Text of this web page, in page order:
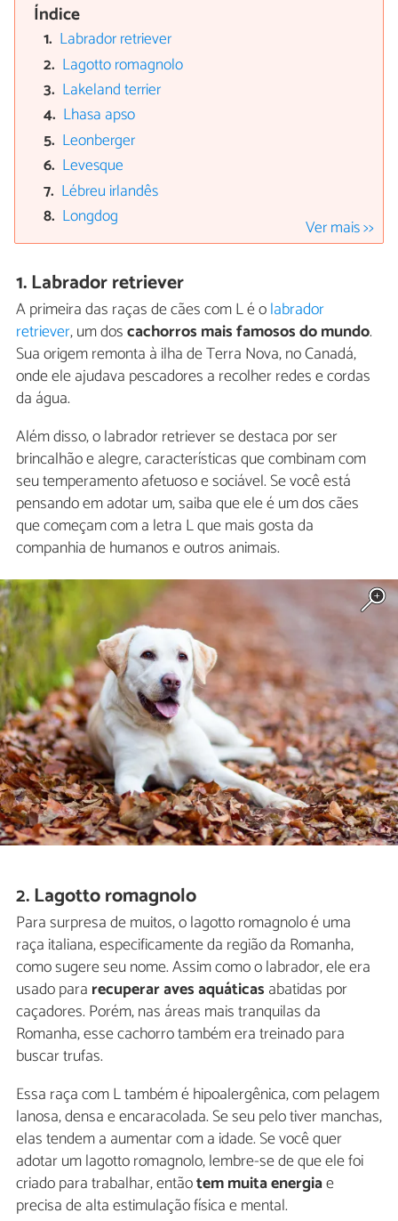
Índice
Labrador retriever
Lagotto romagnolo
Lakeland terrier
Lhasa apso
Leonberger
Levesque
Lébreu irlandês
Longdog
Ver mais >>
1. Labrador retriever
A primeira das raças de cães com L é olabrador
retriever, um doscachorros mais famosos do mundo.
Sua origem remonta à ilha de Terra Nova, no Canadá,
onde ele ajudava pescadores a recolher redes e cordas
da água.
Além disso, o labrador retriever se destaca por ser
brincalhão e alegre, características que combinam com
seu temperamento afetuoso e sociável. Se você está
pensando em adotar um, saiba que ele é um dos cães
que começam com a letra L que mais gosta da
companhia de humanos e outros animais.
2. Lagotto romagnolo
Para surpresa de muitos, o lagotto romagnolo é uma
raça italiana, especificamente da região da Romanha,
como sugere seu nome. Assim como o labrador, ele era
usado para recuperar aves aquáticas abatidas por
caçadores. Porém, nas áreas mais tranquilas da
Romanha, esse cachorro também era treinado para
buscar trufas.
Essa raça com L também é hipoalergênica, com pelagem
lanosa, densa e encaracolada. Se seu pelo tiver manchas,
elas tendem a aumentar com a idade. Se você quer
adotar um lagotto romagnolo, lembre-se de que ele foi
criado para trabalhar, entãotem muita energiae
precisa de alta estimulação física e mental.